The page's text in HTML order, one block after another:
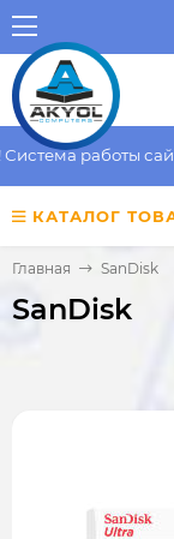
работы сайта
КАТАЛОГ
Главная SanDisk
SanDisk